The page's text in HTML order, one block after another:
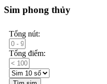
Sim phong thủy
Tổng nút:
Tổng điểm: